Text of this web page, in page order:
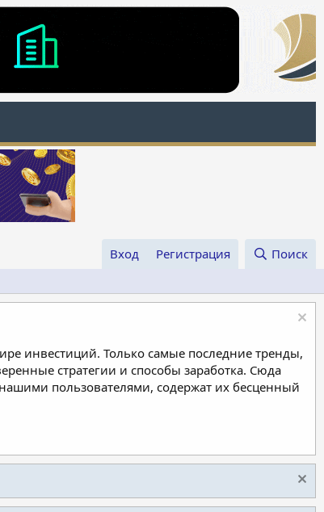
Вход Регистрация Поиск
инвестиций. Только самые последние тренды,
стратегии и способы заработка. Сюда
пользователями, содержат их бесценный